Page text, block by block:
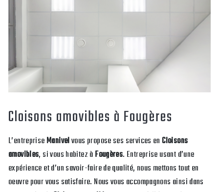
Cloisons amovibles à Fougères
L’entrepriseManivelvous propose ses services en Cloisons
amovibles, si vous habitez àFougères. Entreprise usant d’une
expérience et d’un savoir-faire de qualité, nous mettons tout en
oeuvre pour vous satisfaire. Nous vous accompagnons ainsi dans